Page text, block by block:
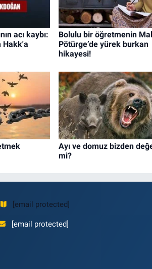
acı kaybı:
Hakk'a
Bolulu bir öğretmenin
Pötürge’de yürek burkan
hikayesi!
Ayı ve domuz bizden
mi?
[email protected]
[email protected]